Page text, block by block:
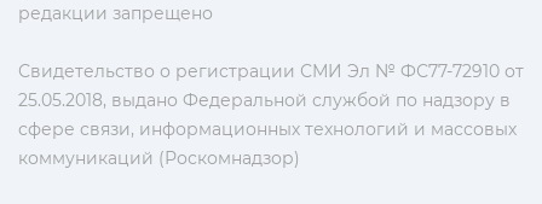
редакции запрещено
Свидетельство о регистрации СМИ Эл № ФС77-72910 от
25.05.2018, выдано Федеральной службой по надзору в
сфере связи, информационных технологий и массовых
коммуникаций (Роскомнадзор)